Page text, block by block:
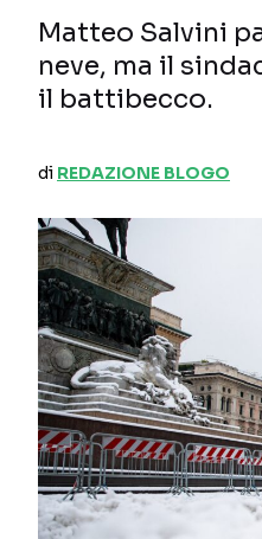
Matteo Salvini
neve, ma il
il battibecco.
di REDAZIONE BLOGO